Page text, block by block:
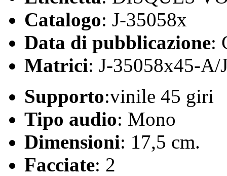
Catalogo: J-35058x
Data di pubblicazione:
Matrici: J-35058x45-
Supporto:vinile 45 giri
Tipo audio: Mono
Dimensioni: 17,5 cm.
Facciate: 2